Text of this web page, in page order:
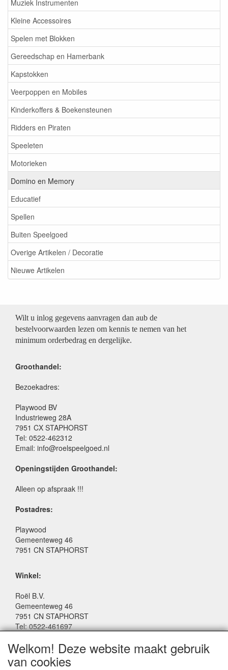
Muziek Instrumenten
Kleine Accessoires
Spelen met Blokken
Gereedschap en Hamerbank
Kapstokken
Veerpoppen en Mobiles
Kinderkoffers & Boekensteunen
Ridders en Piraten
Speeleten
Motorieken
Domino en Memory
Educatief
Spellen
Buiten Speelgoed
Overige Artikelen / Decoratie
Nieuwe Artikelen
Wilt u inlog gegevens aanvragen dan aub de
bestelvoorwaarden lezen om kennis te nemen van het
minimum orderbedrag en dergelijke.
Groothandel:
Bezoekadres:
Playwood BV
Industrieweg 28A
7951 CX STAPHORST
Tel: 0522-462312
Email: info@roelspeelgoed.nl
Openingstijden Groothandel:
Alleen op afspraak !!!
Postadres:
Playwood
Gemeenteweg 46
7951 CN STAPHORST
Winkel:
Roël B.V.
Gemeenteweg 46
7951 CN STAPHORST
Tel: 0522-461697
Facebook: www.facebook.com/roelspeelgoed
Openingstijden Winkel:
Welkom! Deze website maakt gebruik
van cookies